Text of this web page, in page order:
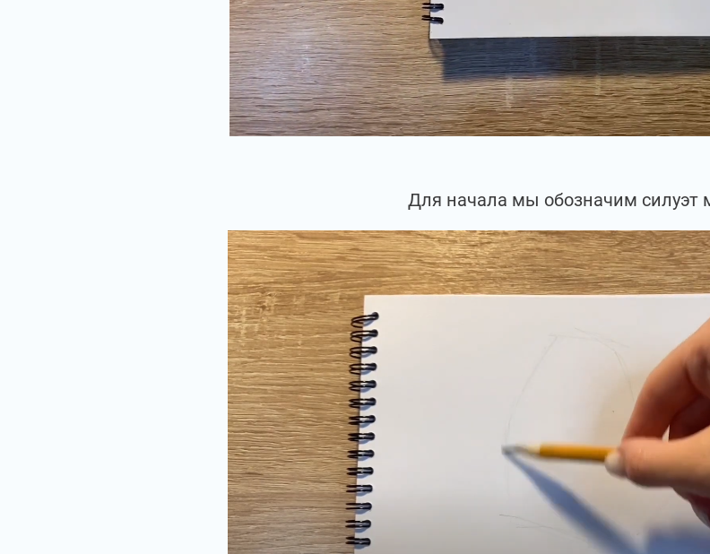
Для начала мы обозначим силуэт